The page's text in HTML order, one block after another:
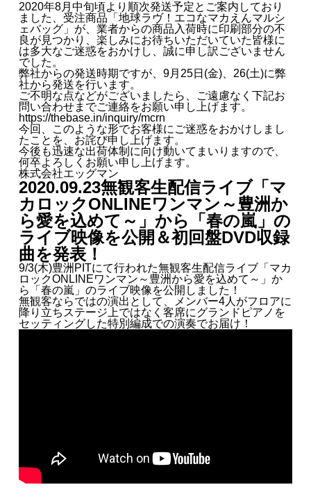
2020年8月中旬頃より順次発送予定とご案内しており
ました、受注商品「地球ラヴ！エコなマカえんマルシ
ェバッグ」が、業者からの商品入荷時に印刷部分の不
良が見つかり、楽しみにお待ちいただいていた皆様に
は多大なご迷惑をおかけし、誠に申し訳ございません
でした。
弊社からの発送時期ですが、9月25日(金)、26(土)に弊
社から発送を行います。
ご不明な点などがございましたら、ご遠慮なく下記お
問い合わせまでご連絡をお願い申し上げます。
https://thebase.in/inquiry/mcrn
今回、このような形でお客様にご迷惑をおかけしまし
たことを、お詫び申し上げます。
今後も迅速な出荷体制に向け動いてまいりますので、
何卒よろしくお願い申し上げます。
株式会社エッグマン
2020.09.23無観客生配信ライブ「マ
カロックONLINEワンマン～豊洲か
ら愛を込めて～」から「春の嵐」の
ライブ映像を公開＆初回盤DVD収録
曲を発表！
9/3(木)豊洲PITにて行われた無観客生配信ライブ「マカ
ロックONLINEワンマン～豊洲から愛を込めて～」か
ら「春の嵐」のライブ映像を公開しました！
無観客ならではの演出として、メンバー4人がフロアに
降り立ちステージ上ではなく客席にグランドピアノを
セッティングした特別編成での演奏でお届け！